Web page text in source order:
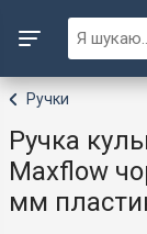
Ручки
Ручка
Maxflow
мм